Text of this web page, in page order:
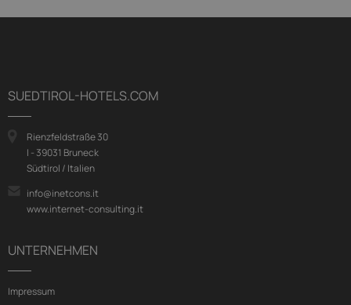
SUEDTIROL-HOTELS.COM
Rienzfeldstraße 30
I - 39031 Bruneck
Südtirol / Italien
info@inetcons.it
www.internet-consulting.it
UNTERNEHMEN
Impressum